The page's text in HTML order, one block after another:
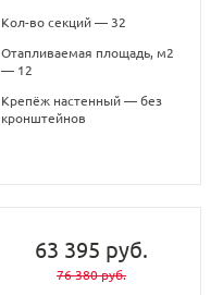
Кол-во секций — 32
Отапливаемая площадь, м2
— 12
Крепёж настенный — без
кронштейнов
63 395 руб.
76 380 руб.